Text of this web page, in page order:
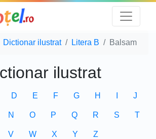
Dictionar ilustrat Litera B Balsam
ilustrat
D E F G H J
N O P Q R S T
V W X Y Z